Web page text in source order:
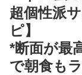
超個性派
ピ】
*断面が最
で朝食も